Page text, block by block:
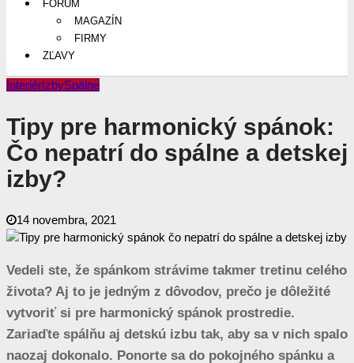
FÓRUM
MAGAZÍN
FIRMY
ZĽAVY
InteriérIzbySpálne
Tipy pre harmonický spánok:
Čo nepatrí do spálne a detskej
izby?
14 novembra, 2021
Vedeli ste, že spánkom strávime takmer tretinu celého
života? Aj to je jedným z dôvodov, prečo je dôležité
vytvoriť si pre harmonický spánok prostredie.
Zariaďte spálňu aj detskú izbu tak, aby sa v nich spalo
naozaj dokonalo. Ponorte sa do pokojného spánku a